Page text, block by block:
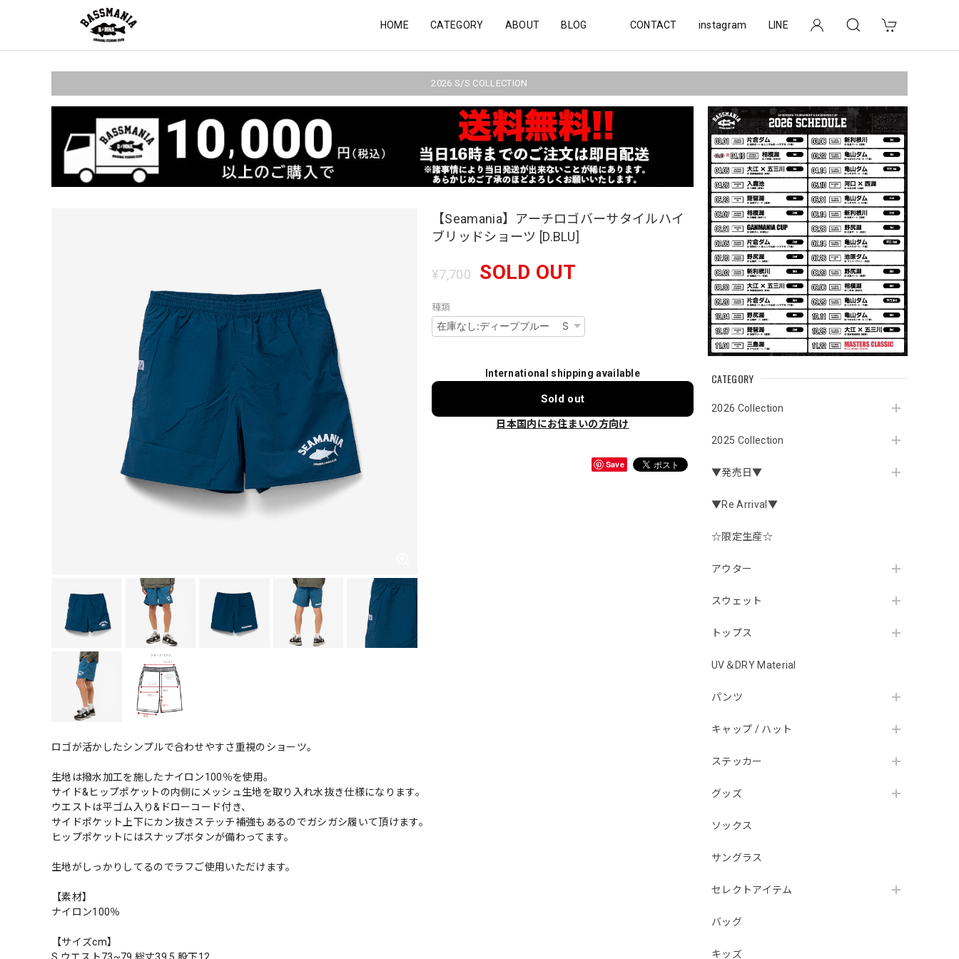
HOME CATEGORY ABOUT BLOG CONTACT instagram LINE
2026 S/S COLLECTION
CATEGORY
2026 Collection
2025 Collection
▼発売日▼
▼Re Arrival▼
☆限定生産☆
アウター
スウェット
トップス
UV＆DRY Material
パンツ
キャップ / ハット
ステッカー
グッズ
ソックス
サングラス
セレクトアイテム
バッグ
キッズ
【Seamania】アーチロゴバーサタイルハイ
ブリッドショーツ [D.BLU]
¥7,700 SOLD OUT
種類
International shipping available
Sold out
日本国内にお住まいの方向け
Save
ロゴが活かしたシンプルで合わせやすさ重視のショーツ。
生地は撥水加工を施したナイロン100％を使用。
サイド&ヒップポケットの内側にメッシュ生地を取り入れ水抜き仕様になります。
ウエストは平ゴム入り&ドローコード付き、
サイドポケット上下にカン抜きステッチ補強もあるのでガシガシ履いて頂けます。
ヒップポケットにはスナップボタンが備わってます。
生地がしっかりしてるのでラフご使用いただけます。
【素材】
ナイロン100％
【サイズcm】
S ウエスト73~79 総丈39.5 股下12